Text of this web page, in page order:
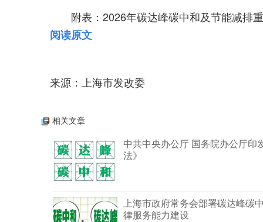
附表：2026年碳达峰碳中和及节能减排
阅读原文
来源：上海市发改委
相关文章
中共中央办公厅 国务院办公厅印
法》
上海市政府常务会部署碳达峰碳
律服务能力建设